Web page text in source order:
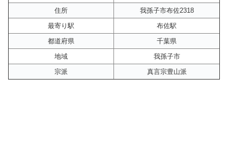
住所
我孫子市布佐2318
最寄り駅
布佐駅
都道府県
千葉県
地域
我孫子市
宗派
真言宗豊山派